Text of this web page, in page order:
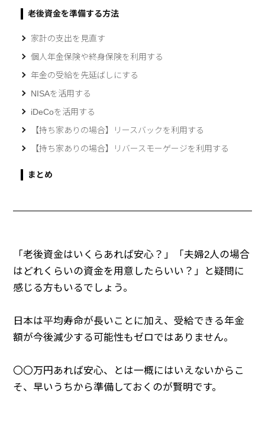
老後資金を準備する方法
家計の支出を見直す
個人年金保険や終身保険を利用する
年金の受給を先延ばしにする
NISAを活用する
iDeCoを活用する
【持ち家ありの場合】リースバックを利用する
【持ち家ありの場合】リバースモーゲージを利用する
まとめ
「老後資金はいくらあれば安心？」「夫婦2人の場合
はどれくらいの資金を用意したらいい？」と疑問に
感じる方もいるでしょう。
日本は平均寿命が長いことに加え、受給できる年金
額が今後減少する可能性もゼロではありません。
〇〇万円あれば安心、とは一概にはいえないからこ
そ、早いうちから準備しておくのが賢明です。